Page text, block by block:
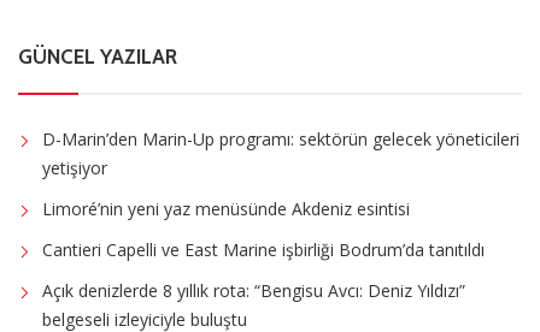
GÜNCEL YAZILAR
D-Marin’den Marin-Up programı: sektörün gelecek yöneticileri
yetişiyor
Limoré’nin yeni yaz menüsünde Akdeniz esintisi
Cantieri Capelli ve East Marine işbirliği Bodrum’da tanıtıldı
Açık denizlerde 8 yıllık rota: “Bengisu Avcı: Deniz Yıldızı”
belgeseli izleyiciyle buluştu